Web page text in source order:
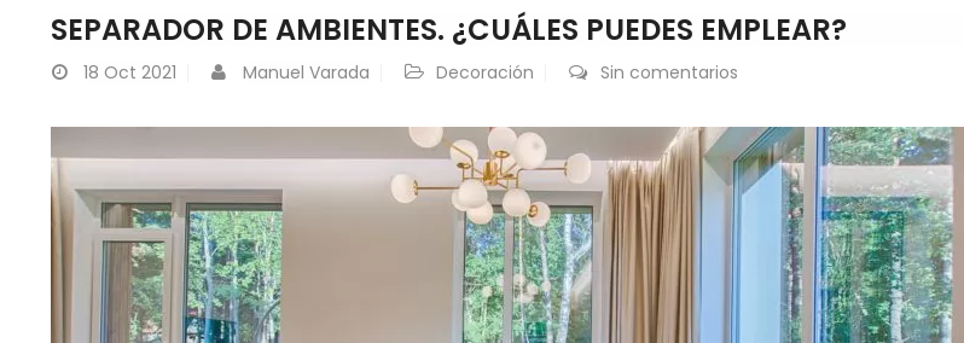
SEPARADOR DE AMBIENTES. ¿CUÁLES PUEDES EMPLEAR?
18 Oct 2021 Manuel Varada Decoración Sin comentarios